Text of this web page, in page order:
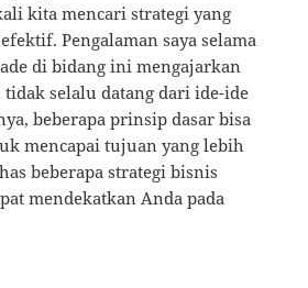
kita mencari strategi yang
Pengalaman saya selama
di bidang ini mengajarkan
tidak selalu datang dari ide-ide
beberapa prinsip dasar bisa
mencapai tujuan yang lebih
beberapa strategi bisnis
mendekatkan Anda pada